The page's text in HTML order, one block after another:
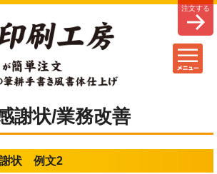
謝状/業務改善
状 例文2